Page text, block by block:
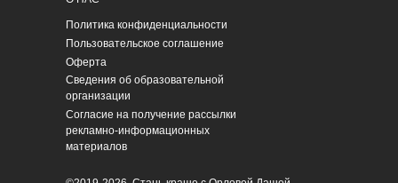
Политика конфиденциальности
Пользовательское соглашение
Оферта
Согласие на получение рассылки
рекламно-информационных
материалов
Сведения об образовательной
организации